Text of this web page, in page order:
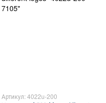
Артикул: 4022u-200